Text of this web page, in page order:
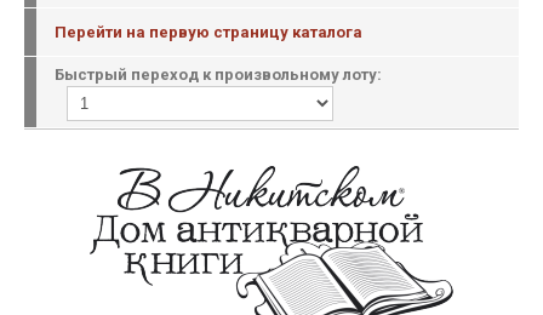
Перейти на первую страницу каталога
Быстрый переход к произвольному лоту: